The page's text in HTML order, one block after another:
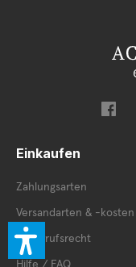
Einkaufen
Zahlungsarten
Versandarten & -kosten
Widerrufsrecht
Hilfe / FAQ